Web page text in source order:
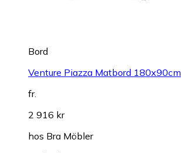
Bord
Venture Piazza Matbord 180x90cm
fr.
2 916 kr
hos Bra Möbler